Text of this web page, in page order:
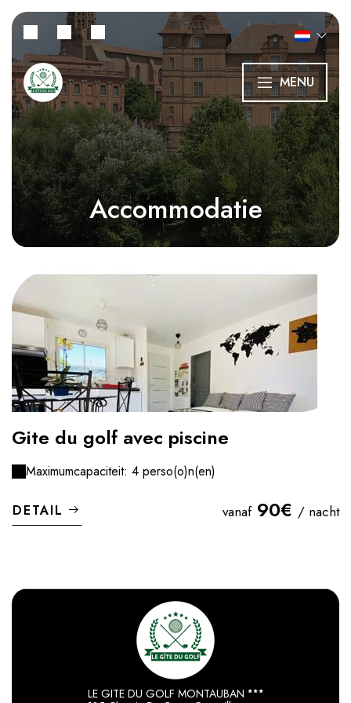
MENU
Accommodatie
Gite du golf avec piscine
Maximumcapaciteit: 4 perso(o)n(en)
DETAIL vanaf 90€ / nacht
LE GITE DU GOLF MONTAUBAN